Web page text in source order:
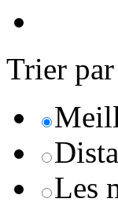
Trier par
Les